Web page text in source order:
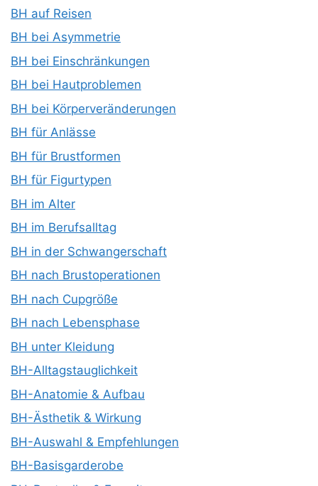
BH auf Reisen
BH bei Asymmetrie
BH bei Einschränkungen
BH bei Hautproblemen
BH bei Körperveränderungen
BH für Anlässe
BH für Brustformen
BH für Figurtypen
BH im Alter
BH im Berufsalltag
BH in der Schwangerschaft
BH nach Brustoperationen
BH nach Cupgröße
BH nach Lebensphase
BH unter Kleidung
BH-Alltagstauglichkeit
BH-Anatomie & Aufbau
BH-Ästhetik & Wirkung
BH-Auswahl & Empfehlungen
BH-Basisgarderobe